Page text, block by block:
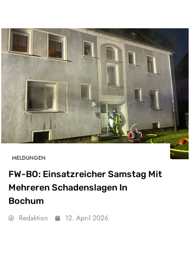
MELDUNGEN
FW-BO: Einsatzreicher Samstag Mit
Mehreren Schadenslagen In
Bochum
Redaktion 12. April 2026